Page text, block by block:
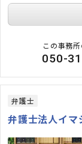
この事務
050-
弁護士
弁護士法人イ